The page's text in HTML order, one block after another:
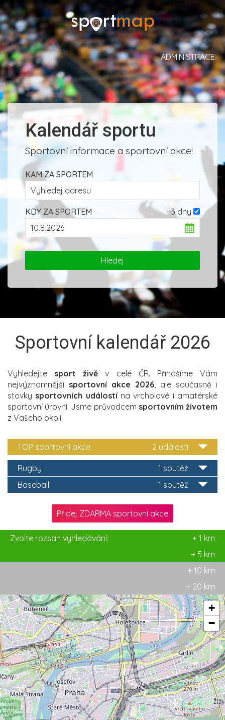
ADMINISTRACE
Kalendář sportu
Sportovní informace a sportovní akce!
KAM ZA SPORTEM
+3 dny
KDY ZA SPORTEM
Sportovní kalendář 2026
Vyhledejte sport živě v celé ČR. Přinášíme Vám
nejvýznamnější sportovní akce 2026, ale současně i
stovky sportovních událostína vrcholové i amatérské
sportovní úrovni. Jsme průvodcem sportovním životem
z Vašeho okolí.
2 události
TOP sportovní akce
1 soutěž
Rugby
1 soutěž
Baseball
Přidej ZDARMA sportovní akce
Zvolte rozsah vyhledávání:
+ 1 km
+ 5 km
+ 10 km
+ 20 km
+
−